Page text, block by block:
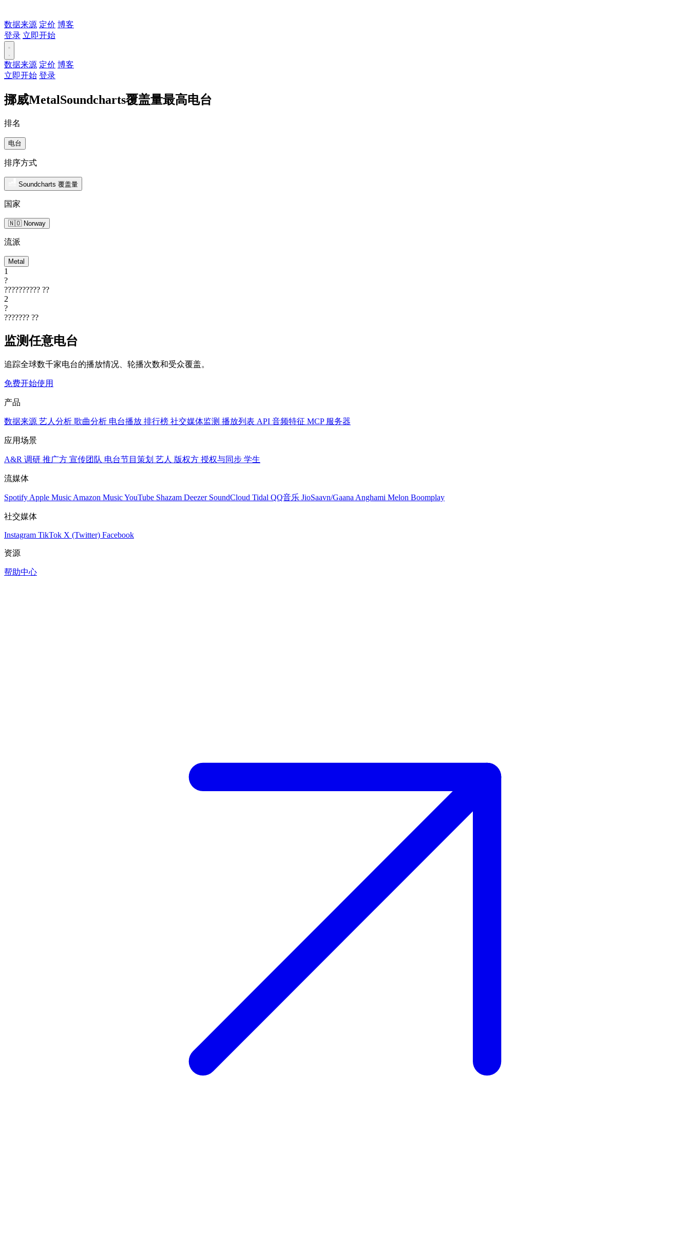
数据来源 定价 博客
登录 立即开始
数据来源 定价 博客
立即开始 登录
挪威MetalSoundcharts覆盖量最高电台
排名
电台
排序方式
Soundcharts 覆盖量
国家
🇳🇴 Norway
流派
Metal
1
?
?????????? ??
2
?
??????? ??
监测任意电台
追踪全球数千家电台的播放情况、轮播次数和受众覆盖。
免费开始使用
产品
数据来源 艺人分析 歌曲分析 电台播放 排行榜 社交媒体监测 播放列表 API 音频特征 MCP 服务器
应用场景
A&R 调研 推广方 宣传团队 电台节目策划 艺人 版权方 授权与同步 学生
流媒体
Spotify Apple Music Amazon MusicYouTube Shazam Deezer SoundCloud Tidal QQ音乐 JioSaavn/Gaana Anghami Melon Boomplay
社交媒体
Instagram TikTok X (Twitter) Facebook
资源
帮助中心